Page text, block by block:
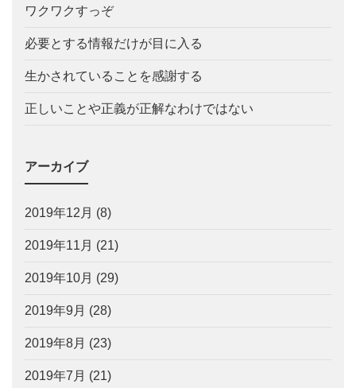
ワクワクすっぞ
必要とする情報だけが目に入る
生かされていることを感謝する
正しいことや正義が正解なわけではない
アーカイブ
2019年12月 (8)
2019年11月 (21)
2019年10月 (29)
2019年9月 (28)
2019年8月 (23)
2019年7月 (21)